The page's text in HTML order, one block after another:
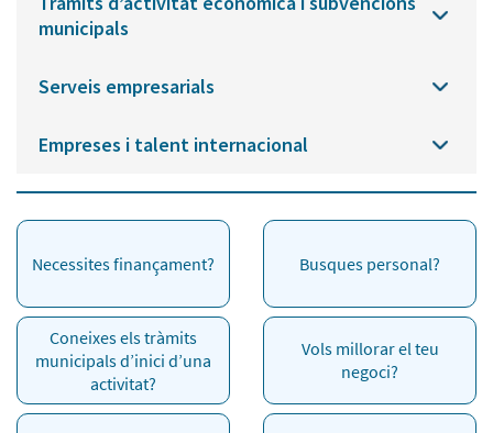
municipals
Serveis empresarials
Empreses i talent internacional
Necessites finançament? Busques personal?
Coneixes els tràmits
municipals d’inici d’una
activitat?
Vols millorar el teu
negoci?